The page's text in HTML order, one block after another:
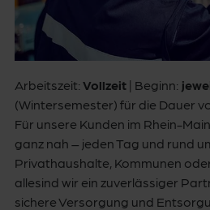
Arbeitszeit: Vollzeit | Beginn:
(Wintersemester) für die Dauer
Für unsere Kunden im Rhein-
ganz nah – jeden Tag und rund
Privathaushalte, Kommunen
allesind wir ein zuverlässiger
sichere Versorgung und